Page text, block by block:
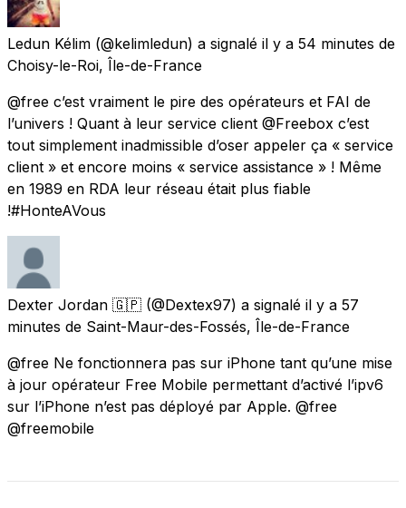
Ledun Kélim (@kelimledun) a signalé il y a 54 minutes de
Choisy-le-Roi, Île-de-France
@free c’est vraiment le pire des opérateurs et FAI de
l’univers ! Quant à leur service client @Freebox c’est
tout simplement inadmissible d’oser appeler ça « service
client » et encore moins « service assistance » ! Même
en 1989 en RDA leur réseau était plus fiable
!#HonteAVous
Dexter Jordan 🇬🇵 (@Dextex97) a signalé il y a 57
minutes de Saint-Maur-des-Fossés, Île-de-France
@free Ne fonctionnera pas sur iPhone tant qu’une mise
à jour opérateur Free Mobile permettant d’activé l’ipv6
sur l’iPhone n’est pas déployé par Apple. @free
@freemobile